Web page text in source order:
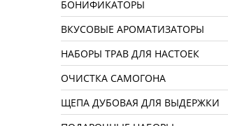
БОНИФИКАТОРЫ
ВКУСОВЫЕ АРОМАТИЗАТОРЫ
НАБОРЫ ТРАВ ДЛЯ НАСТОЕК
ОЧИСТКА САМОГОНА
ЩЕПА ДУБОВАЯ ДЛЯ ВЫДЕРЖКИ